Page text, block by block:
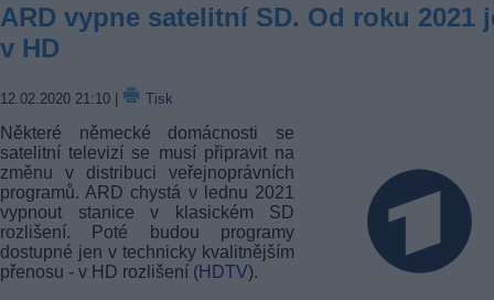
ARD vypne satelitní SD. Od roku 2021
v HD
12.02.2020 21:10 Tisk
Některé německé domácnosti se
satelitní televizí se musí připravit na
změnu v distribuci veřejnoprávních
programů. ARD chystá v lednu 2021
vypnout stanice v klasickém SD
rozlišení. Poté budou programy
dostupné jen v technicky kvalitnějším
přenosu - v HD rozlišení (HDTV).